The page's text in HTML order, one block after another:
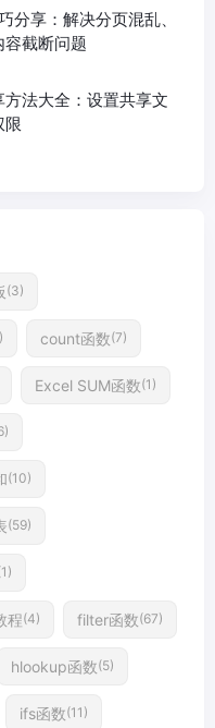
分享：解决分页混乱、
截断问题
方法大全：设置共享文
限
(3)
count函数(7)
Excel SUM函数(1)
(10)
(59)
程(4) filter函数(67)
hlookup函数(5)
ifs函数(11)